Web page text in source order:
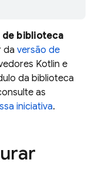
de biblioteca
daversão de
Kotlin e
da biblioteca
as
iniciativa.